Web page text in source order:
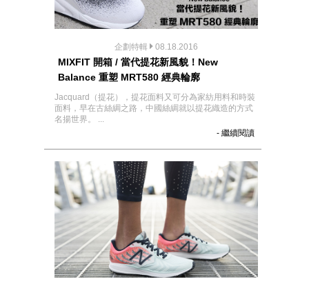
企劃特輯 08.18.2016
MIXFIT 開箱 / 當代提花新風貌！New
Balance 重塑 MRT580 經典輪廓
Jacquard（提花），提花面料又可分為家紡用料和時裝
面料，早在古絲綢之路，中國絲綢就以提花織造的方式
名揚世界。 ...
- 繼續閱讀